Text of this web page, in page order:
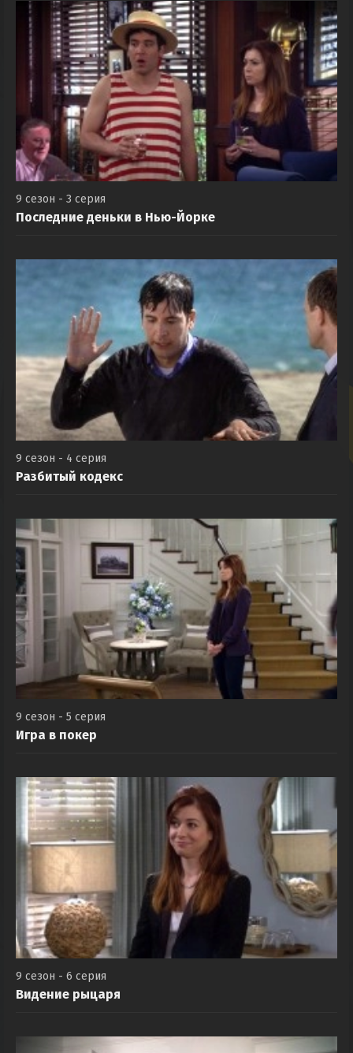
9 сезон - 3 серия
Последние деньки в Нью-Йорке
9 сезон - 4 серия
Разбитый кодекс
9 сезон - 5 серия
Игра в покер
9 сезон - 6 серия
Видение рыцаря